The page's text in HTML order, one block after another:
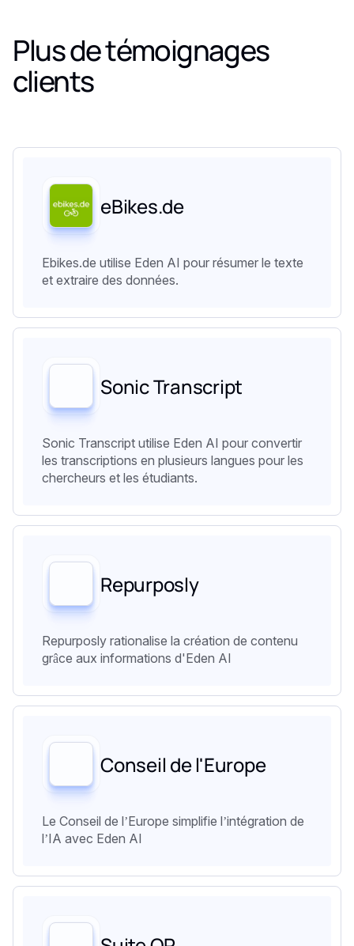
Plus de témoignages
clients
eBikes.de
Ebikes.de utilise Eden AI pour résumer le texte
et extraire des données.
Sonic Transcript
Sonic Transcript utilise Eden AI pour convertir
les transcriptions en plusieurs langues pour les
chercheurs et les étudiants.
Repurposly
Repurposly rationalise la création de contenu
grâce aux informations d'Eden AI
Conseil de l'Europe
Le Conseil de l’Europe simplifie l’intégration de
l’IA avec Eden AI